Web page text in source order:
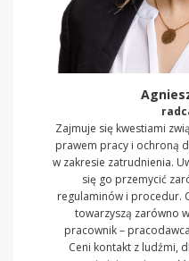
Zajmuje się kwestiami
prawem pracy i ochroną
w zakresie zatrudnienia.
się go przemycić
regulaminów i procedur.
towarzyszą zarówno
pracownik –
Ceni kontakt z ludźmi,